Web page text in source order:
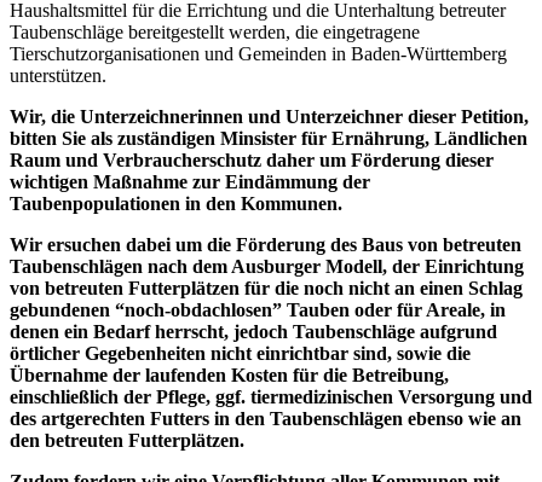
Haushaltsmittel für die Errichtung und die Unterhaltung betreuter
Taubenschläge bereitgestellt werden, die eingetragene
Tierschutzorganisationen und Gemeinden in Baden-Württemberg
unterstützen.
Wir, die Unterzeichnerinnen und Unterzeichner dieser Petition,
bitten Sie als zuständigen Minsister für Ernährung, Ländlichen
Raum und Verbraucherschutz daher um Förderung dieser
wichtigen Maßnahme zur Eindämmung der
Taubenpopulationen in den Kommunen.
Wir ersuchen dabei um die Förderung des Baus von betreuten
Taubenschlägen nach dem Ausburger Modell, der Einrichtung
von betreuten Futterplätzen für die noch nicht an einen Schlag
gebundenen “noch-obdachlosen” Tauben oder für Areale, in
denen ein Bedarf herrscht, jedoch Taubenschläge aufgrund
örtlicher Gegebenheiten nicht einrichtbar sind, sowie die
Übernahme der laufenden Kosten für die Betreibung,
einschließlich der Pflege, ggf. tiermedizinischen Versorgung und
des artgerechten Futters in den Taubenschlägen ebenso wie an
den betreuten Futterplätzen.